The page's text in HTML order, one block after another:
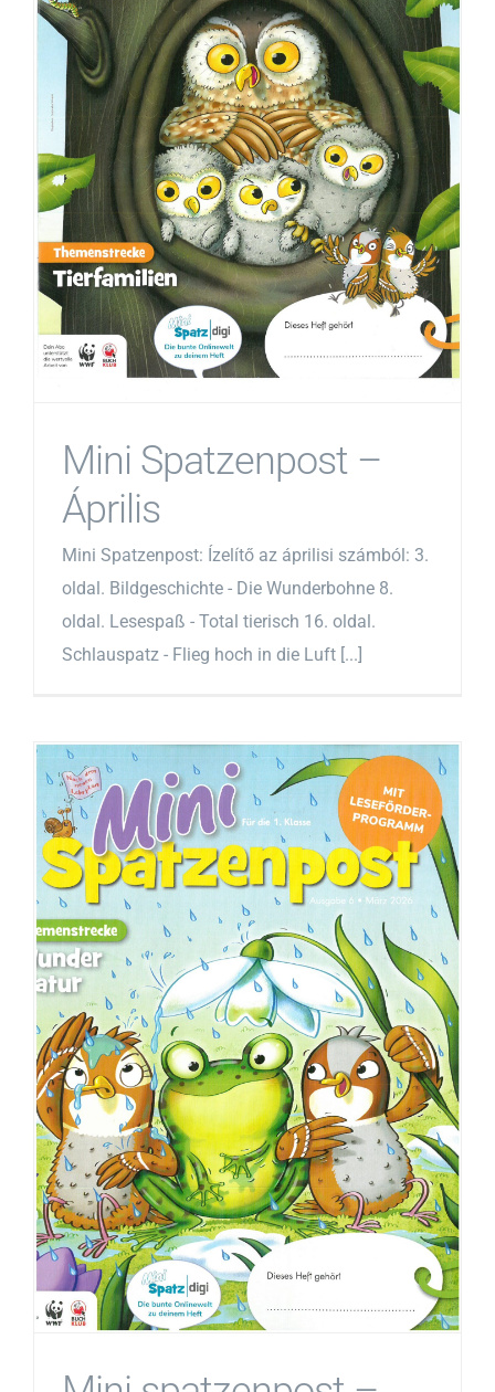
Mini Spatzenpost –
Április
Mini Spatzenpost: Ízelítő az áprilisi számból: 3.
oldal. Bildgeschichte - Die Wunderbohne 8.
oldal. Lesespaß - Total tierisch 16. oldal.
Schlauspatz - Flieg hoch in die Luft [...]